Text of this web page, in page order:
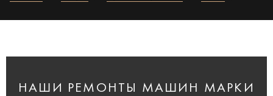
НАШИ РЕМОНТЫ МАШИН МАРКИ